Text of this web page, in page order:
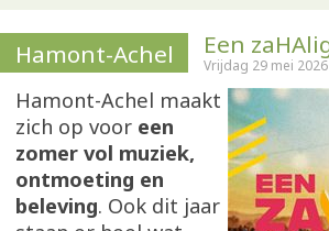
Hamont-Achel Een
Vrijdag 29 mei 2026
Hamont-Achel maakt
zich op voor een
zomer vol muziek,
ontmoeting en
beleving. Ook dit jaar